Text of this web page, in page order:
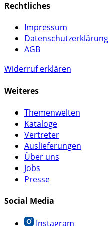
Rechtliches
Impressum
Datenschutzerklärung
AGB
Widerruf erklären
Weiteres
Themenwelten
Kataloge
Vertreter
Auslieferungen
Über uns
Jobs
Presse
Social Media
Instagram